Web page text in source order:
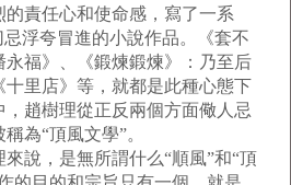
責任心和使命感，寫了一系
浮夸冒進的小說作品。《套不
福》、《鍛煉鍛煉》：乃至后
十里店》等，就都是此種心態下
趙樹理從正反兩個方面儆人忌
為“頂風文學”。
，是無所謂什么“順風”和“頂